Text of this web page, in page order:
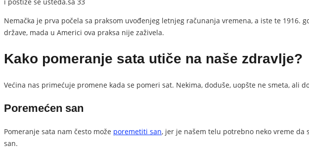
Nemačka je prva počela sa praksom uvođenjeg letnjeg računanja vremena, a iste te
države, mada u Americi ova praksa nije zaživela.
Kako pomeranje sata utiče na naše zdravlje?
Većina nas primećuje promene kada se pomeri sat. Nekima, doduše, uopšte ne smeta, ali
Poremećen san
Pomeranje sata nam često može poremetiti san, jer je našem telu potrebno neko vreme da
san.